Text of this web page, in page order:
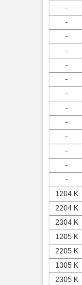
-
-
-
-
-
-
-
-
-
-
-
-
-
1204 K
2204 K
2304 K
1205 K
2205 K
1305 K
2305 K